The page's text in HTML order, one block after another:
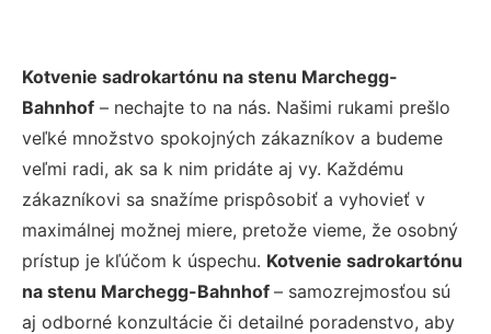
Kotvenie sadrokartónu na stenu Marchegg-
Bahnhof – nechajte to na nás. Našimi rukami prešlo
veľké množstvo spokojných zákazníkov a budeme
veľmi radi, ak sa k nim pridáte aj vy. Každému
zákazníkovi sa snažíme prispôsobiť a vyhovieť v
maximálnej možnej miere, pretože vieme, že osobný
prístup je kľúčom k úspechu. Kotvenie sadrokartónu
na stenu Marchegg-Bahnhof – samozrejmosťou sú
aj odborné konzultácie či detailné poradenstvo, aby